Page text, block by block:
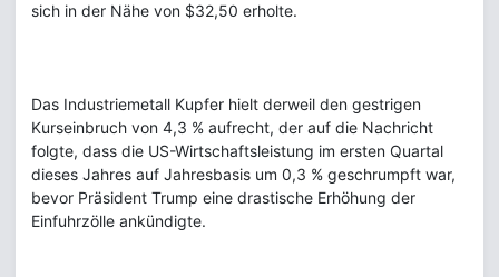
sich in der Nähe von $32,50 erholte.
Das Industriemetall Kupfer hielt derweil den gestrigen
Kurseinbruch von 4,3 % aufrecht, der auf die Nachricht
folgte, dass die US-Wirtschaftsleistung im ersten Quartal
dieses Jahres auf Jahresbasis um 0,3 % geschrumpft war,
bevor Präsident Trump eine drastische Erhöhung der
Einfuhrzölle ankündigte.